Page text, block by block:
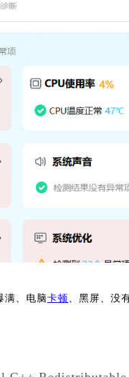
满、电脑卡顿、黑屏、没